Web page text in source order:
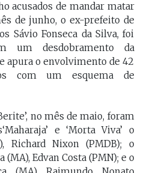
acusados de mandar matar
de junho, o ex-prefeito de
Sávio Fonseca da Silva, foi
um desdobramento da
apura o envolvimento de 42
com um esquema de
no mês de maio, foram
e ‘Morta Viva’ o
Richard Nixon (PMDB); o
Edvan Costa (PMN); e o